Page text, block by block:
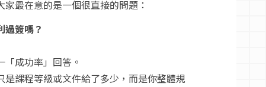
最在意的是一個很直接的問題：
過簽嗎？
成功率」回答。
是課程等級或文件給了多少，而是你整體規